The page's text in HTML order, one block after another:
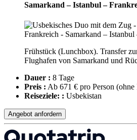
Samarkand – Istanbul –
Frühstück (Lunchbox). Transfer
Flughafen von Samarkand und
Dauer : 8 Tage
Preis : Ab 671 € pro Person (ohne
Reiseziele: : Usbekistan
Angebot anfordern